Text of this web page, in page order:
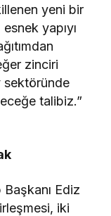
yeni bir
yapıyı
zinciri
sektöründe
talibiz.”
Ediz
iki